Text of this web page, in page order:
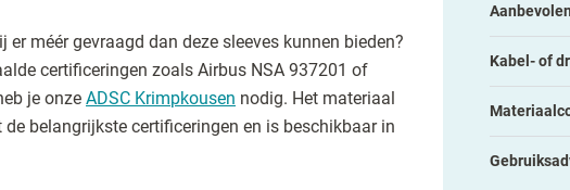
er méér gevraagd dan deze sleeves kunnen bieden?
certificeringen zoals Airbus NSA 937201 of
je onze ADSC Krimpkousen nodig. Het materiaal
de belangrijkste certificeringen en is beschikbaar in
Kabel- of